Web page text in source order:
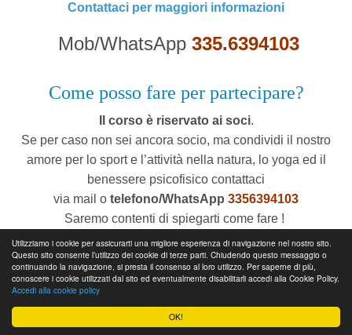
OK!
Utilizziamo i cookie per assicurarti una migliore esperienza di navigazione nel nostro sito.
Questo sito consente l’utilizzo dei cookie di terze parti. Chiudendo questo messaggio o
continuando la navigazione, si presta il consenso al loro utilizzo. Per saperne di più,
conoscere i cookie utilizzati dal sito ed eventualmente disabilitarli accedi alla Cookie Policy.
Accedi alla cookie policy
Contattaci per maggiori informazioni
Mob/WhatsApp 335.6394103
Come posso fare per partecipare?
Il corso è riservato ai soci.
Se per caso non sei ancora socio, ma condividi il nostro
amore per lo sport e l’attività nella natura, lo yoga ed il
benessere psicofisico contattaci
via mail o telefono/WhatsApp 3356394103
Saremo contenti di spiegarti come fare !
* Il numero massimo di partecipanti è limitato a 10 persone
PROSSIMI APPUNTAMENTI
NATURYOGA®